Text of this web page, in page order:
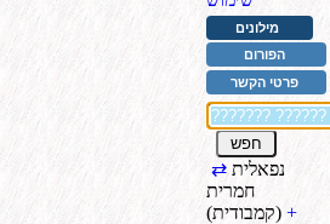
מילונים
הפורום
פרטי הקשר
נפאלית ⇄
חמרית
(קמבודית) +